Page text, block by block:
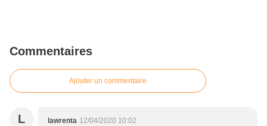
Commentaires
Ajouter un commentaire
L lawrenta 12/04/2020 10:02